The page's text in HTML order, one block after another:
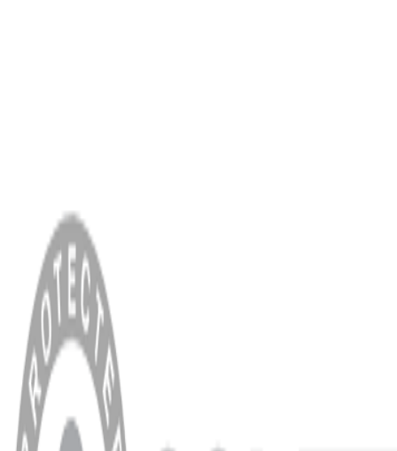
MENÜ
Anasayfa
Hakkımızda
Blog
MÜŞTERİ HİZMETLERİ
Hesabım
Sipariş Sorgulama
Banka Hesap Bilgileri